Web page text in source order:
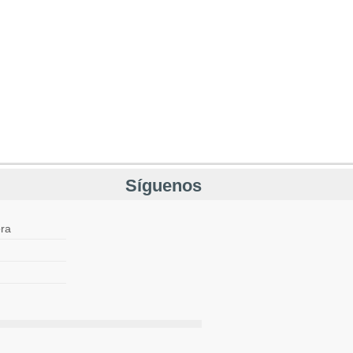
Síguenos